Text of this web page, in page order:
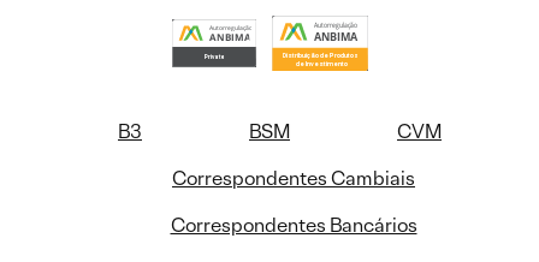
B3 BSM
CVM
Correspondentes Cambiais
Correspondentes Bancários